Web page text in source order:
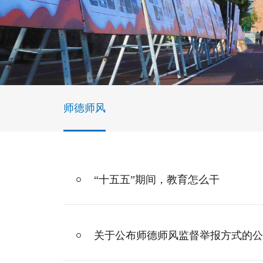
师德师风
“十五五”期间，教育怎么干
关于公布师德师风监督举报方式的